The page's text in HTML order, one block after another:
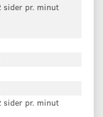
sider pr. minut
sider pr. minut